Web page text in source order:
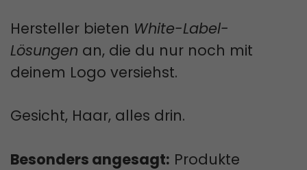
Hersteller bieten White-Label-
Lösungen an, die du nur noch mit
deinem Logo versiehst.
Gesicht, Haar, alles drin.
Besonders angesagt: Produkte